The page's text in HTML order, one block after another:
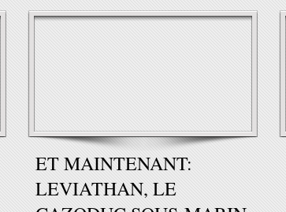
ET MAINTENANT:
LEVIATHAN, LE